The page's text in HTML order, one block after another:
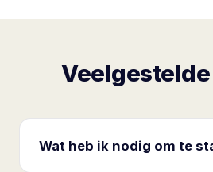
Wat heb ik nodig om te